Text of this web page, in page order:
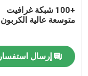
مسكن
+100 شبكة غرافيت
متوسعة عالية الكربون
إرسال استفسار